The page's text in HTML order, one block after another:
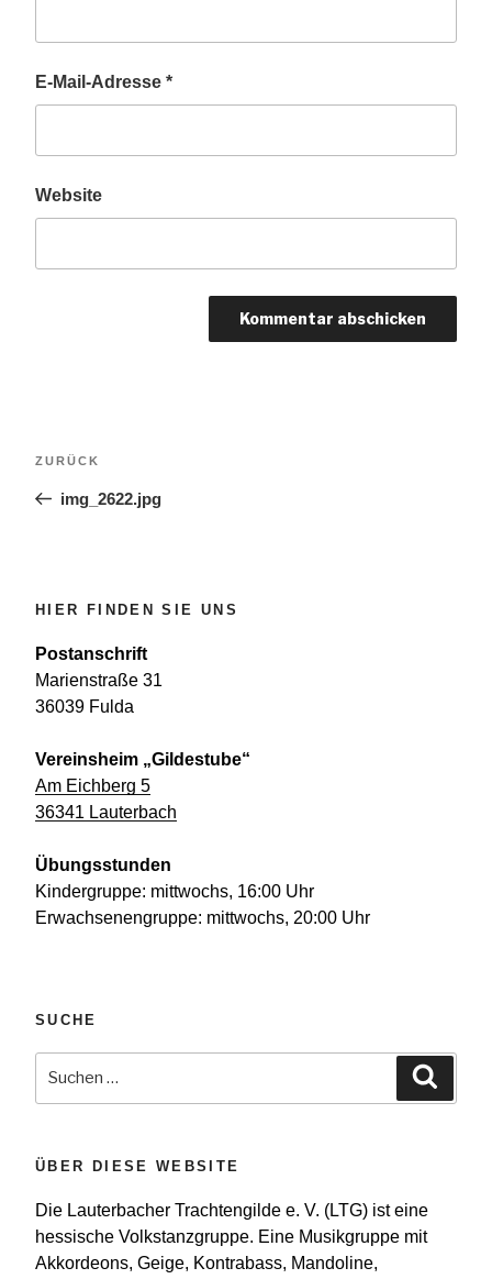
E-Mail-Adresse *
Website
Vorheriger
ZURÜCK
img_2622.jpg
HIER FINDEN SIE UNS
Postanschrift
Marienstraße 31
36039 Fulda
Vereinsheim „Gildestube“
Am Eichberg 5
36341 Lauterbach
Übungsstunden
Kindergruppe: mittwochs, 16:00 Uhr
Erwachsenengruppe: mittwochs, 20:00 Uhr
SUCHE
ÜBER DIESE WEBSITE
Die Lauterbacher Trachtengilde e. V. (LTG) ist eine
hessische Volkstanzgruppe. Eine Musikgruppe mit
Akkordeons, Geige, Kontrabass, Mandoline,